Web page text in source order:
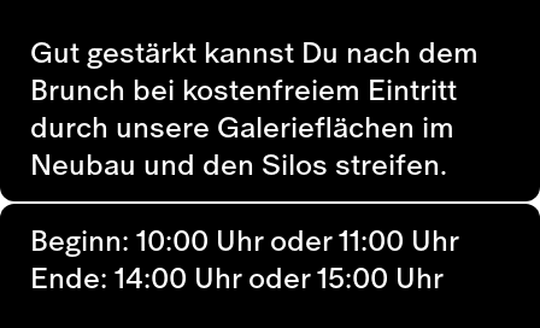
Gut gestärkt kannst Du nach dem
Brunch bei kostenfreiem Eintritt
durch unsere Galerieflächen im
Neubau und den Silos streifen.
Beginn: 10:00 Uhr oder 11:00 Uhr
Ende: 14:00 Uhr oder 15:00 Uhr